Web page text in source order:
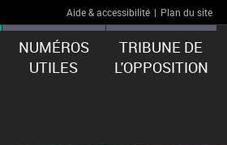
Aide & accessibilité | Plan du site
NUMÉROS
UTILES
TRIBUNE DE
L'OPPOSITION